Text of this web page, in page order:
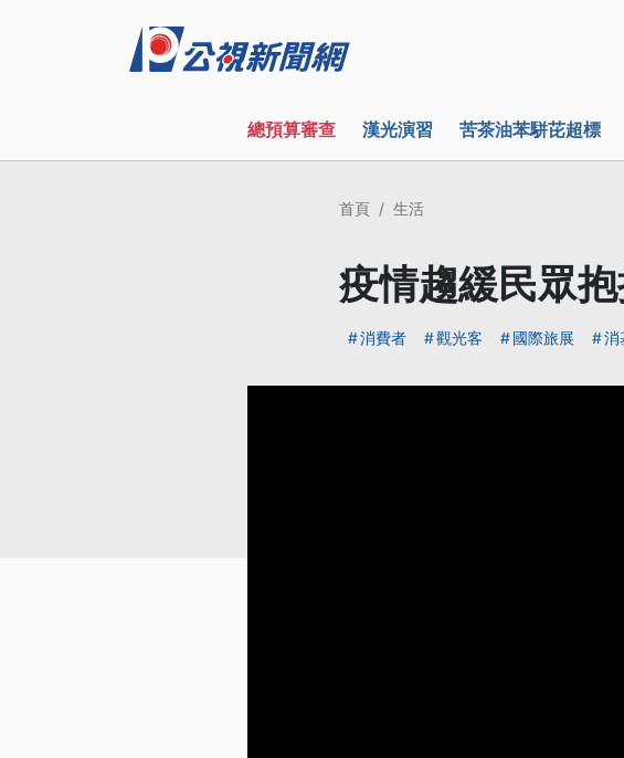
總預算審查 漢光演習 苦茶油苯駢芘超標
首頁 生活
疫情趨緩民眾
消費者 觀光客 國際旅展 消